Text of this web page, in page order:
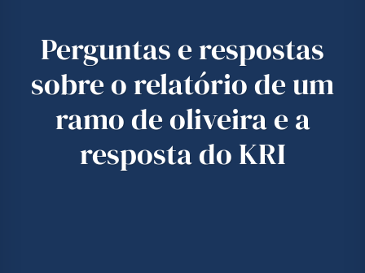
Perguntas e respostas
sobre o relatório de um
ramo de oliveira e a
resposta do KRI